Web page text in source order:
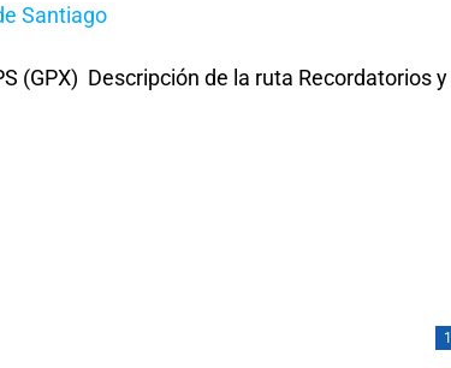
Santiago
(GPX) Descripción de la ruta Recordatorios
1